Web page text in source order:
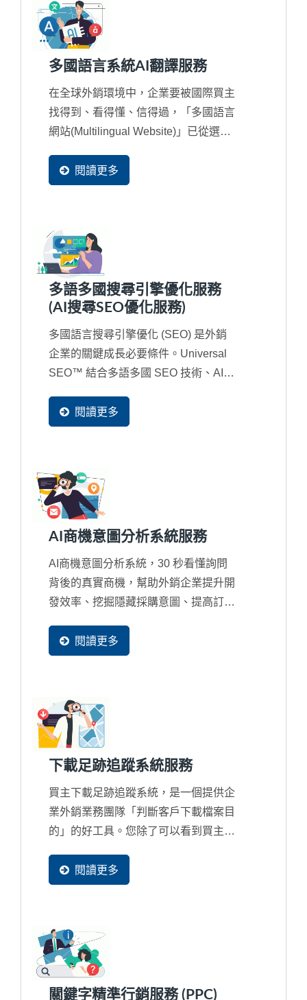
多國語言系統AI翻譯服務
在全球外銷環境中，企業要被國際買主
找得到、看得懂、信得過，「多國語言
網站(Multilingual Website)」已從選配
閱讀更多
多語多國搜尋引擎優化服務
(AI搜尋SEO優化服務)
多國語言搜尋引擎優化 (SEO) 是外銷
企業的關鍵成長必要條件。Universal
SEO™ 結合多語多國 SEO 技術、AI
閱讀更多
AI商機意圖分析系統服務
AI商機意圖分析系統，30 秒看懂詢問
背後的真實商機，幫助外銷企業提升開
發效率、挖掘隱藏採購意圖、提高訂單
B2B、懂外銷、懂您產業的商業秘密武
器。就像為企業配置一位超級業務助
圖分析」報告，快速找出每封詢問背後
的隱藏商機，讓回覆更精準、超越買主
期待，大幅提高成交機會。
閱讀更多
下載足跡追蹤系統服務
買主下載足跡追蹤系統，是一個提供企
業外銷業務團隊「判斷客戶下載檔案目
的」的好工具。您除了可以看到買主在
了解到買主感興趣的主要內容為何。憑
藉這些足跡訊息，企業可以針對名單進
閱讀更多
關鍵字精準行銷服務 (PPC)